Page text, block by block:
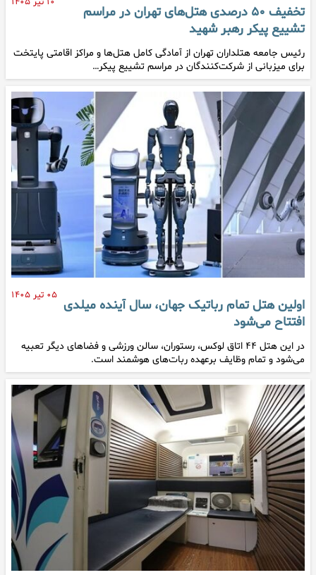
تخفیف ۵۰ درصدی هتل‌های تهران در مراسم
تشییع پیکر رهبر شهید
رئیس جامعه هتلداران تهران از آمادگی کامل هتل‌ها و مراکز اقامتی پایتخت
برای میزبانی از شرکت‌کنندگان در مراسم تشییع پیکر…
۰۵ تیر ۱۴۰۵
اولین هتل تمام رباتیک جهان، سال آینده میلدی
افتتاح می‌شود
در این هتل ۴۴ اتاق لوکس، رستوران، سالن ورزشی و فضاهای دیگر تعبیه
می‌شود و تمام وظایف برعهده ربات‌های هوشمند است.